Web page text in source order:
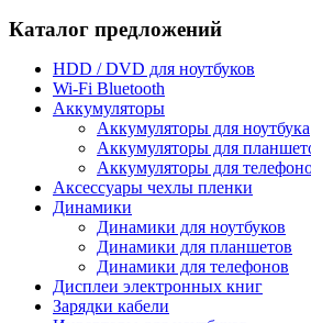
Каталог предложений
HDD / DVD для ноутбуков
Wi-Fi Bluetooth
Аккумуляторы
Аккумуляторы для ноутбука
Аккумуляторы для
Аккумуляторы для
Аксессуары чехлы пленки
Динамики
Динамики для ноутбуков
Динамики для планшетов
Динамики для телефонов
Дисплеи электронных книг
Зарядки кабели